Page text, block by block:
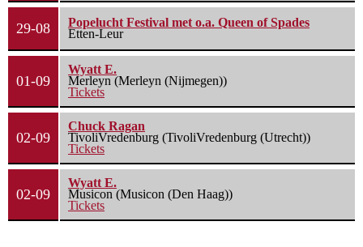
29-08
Popelucht Festival met o.a. Queen of Spades
Etten-Leur
01-09
Wyatt E.
Merleyn (Merleyn (Nijmegen))
Tickets
02-09
Chuck Ragan
TivoliVredenburg (TivoliVredenburg (Utrecht))
Tickets
02-09
Wyatt E.
Musicon (Musicon (Den Haag))
Tickets